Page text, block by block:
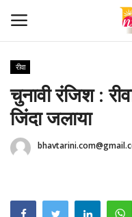
Home
संपर्क करें
हमारे बारे मेंं
रीवा
चुनावी रंजिश :
जिंदा जलाया